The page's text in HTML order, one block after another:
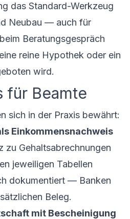
das Standard-Werkzeug
Neubau — auch für
Beratungsgespräch
reine Hypothek oder ein
wird.
für Beamte
sich in der Praxis bewährt:
Einkommensnachweis
zu Gehaltsabrechnungen
jeweiligen Tabellen
dokumentiert — Banken
Beleg.
mit Bescheinigung